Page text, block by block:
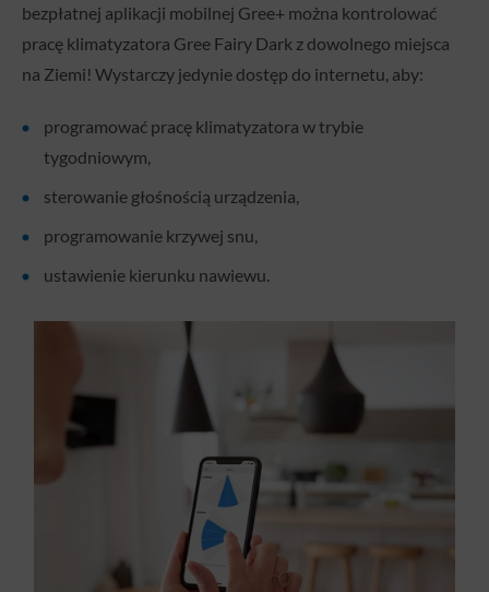
bezpłatnej aplikacji mobilnej Gree+ można kontrolować
pracę klimatyzatora Gree Fairy Dark z dowolnego miejsca
na Ziemi! Wystarczy jedynie dostęp do internetu, aby:
programować pracę klimatyzatora w trybie
tygodniowym,
sterowanie głośnością urządzenia,
programowanie krzywej snu,
ustawienie kierunku nawiewu.